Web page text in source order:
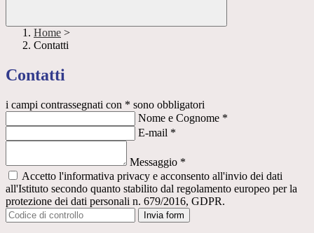
Home >
Contatti
Contatti
i campi contrassegnati con * sono obbligatori
Nome e Cognome *
E-mail *
Messaggio *
Accetto l'informativa privacy e acconsento all'invio dei dati
all'Istituto secondo quanto stabilito dal regolamento europeo per la
protezione dei dati personali n. 679/2016, GDPR.
Invia form